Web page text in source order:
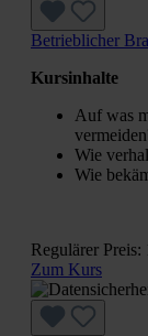
Betrieblicher
Kursinhalte
Auf was
Wie
Wie
Regulärer Preis:
Zum Kurs